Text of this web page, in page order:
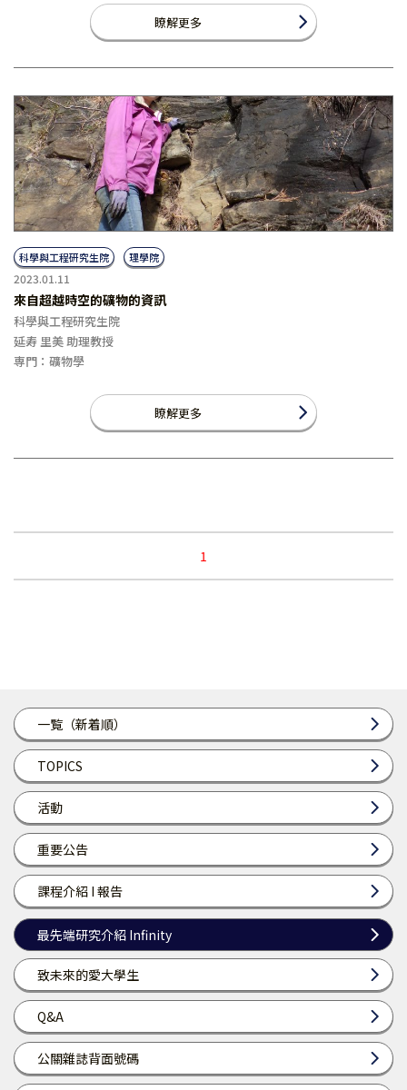
一覧（新着順）
TOPICS
活動
重要公告
課程介紹 I 報告
最先端研究介紹 Infinity
致未來的愛大學生
Q&A
公關雜誌背面號碼
瞭解更多
科學與工程研究生院 理學院
2023.01.11
來自超越時空的礦物的資訊
科學與工程研究生院
延寿 里美 助理教授
専門：礦物學
瞭解更多
1